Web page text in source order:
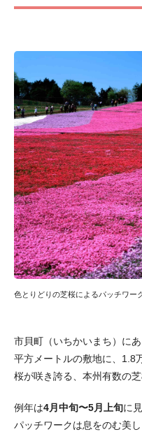
色とりどりの芝桜によるパッチワー
市貝町（いちかいまち）に
平方メートルの敷地に、1.8
桜が咲き誇る、本州有数の芝
例年は4月中旬〜5月上旬に
パッチワークは息をのむ美